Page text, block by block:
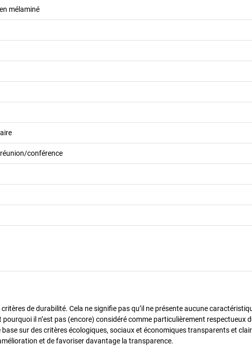
mélaminé
conférence
de durabilité. Cela ne signifie pas qu’il ne présente aucune
il n’est pas (encore) considéré comme particulièrement respectueux
sur des critères écologiques, sociaux et économiques transparents et
et de favoriser davantage la transparence.